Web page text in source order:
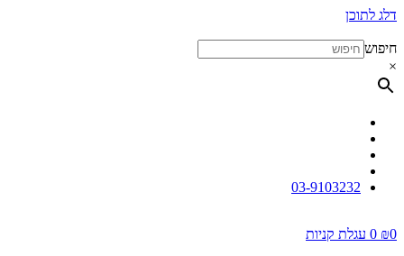
דלג לתוכן
חיפוש
×
03-9103232
₪0
0 עגלת קניות